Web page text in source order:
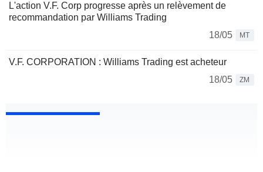
L'action V.F. Corp progresse après un relèvement de
recommandation par Williams Trading
18/05
MT
V.F. CORPORATION : Williams Trading est acheteur
18/05
ZM